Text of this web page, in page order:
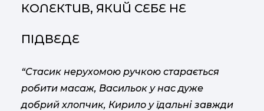
КОЛЕКТИВ, ЯКИЙ СЕБЕ НЕ
ПІДВЕДЕ
“Стасик нерухомою ручкою старається
робити масаж, Васильок у нас дуже
добрий хлопчик, Кирило у їдальні завжди